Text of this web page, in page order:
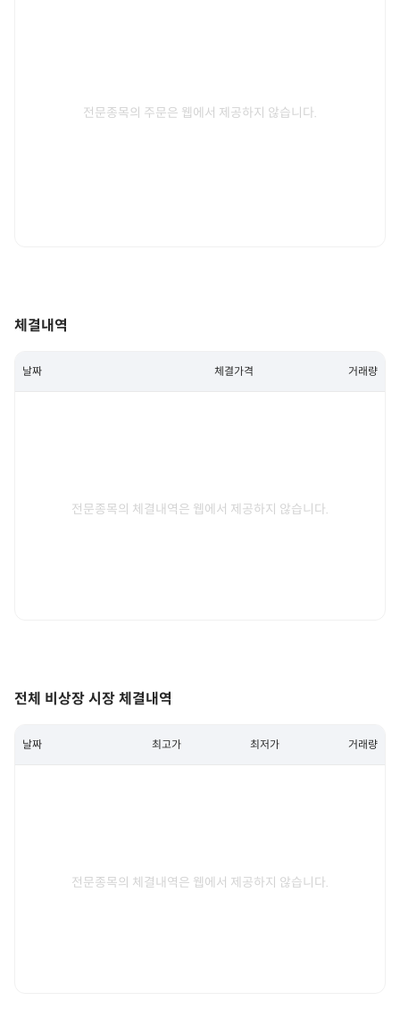
전문종목의 주문은 웹에서 제공하지 않습니다.
체결내역
날짜 체결가격 거래량
전문종목의 체결내역은 웹에서 제공하지 않습니다.
전체 비상장 시장 체결내역
날짜 최고가 최저가 거래량
전문종목의 체결내역은 웹에서 제공하지 않습니다.